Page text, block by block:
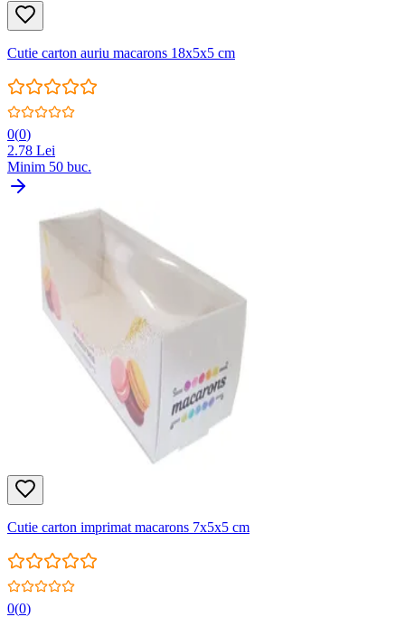
Cutie carton auriu macarons 18x5x5 cm
0(0)
2.78 Lei
Minim 50 buc.
Cutie carton imprimat macarons 7x5x5 cm
0(0)